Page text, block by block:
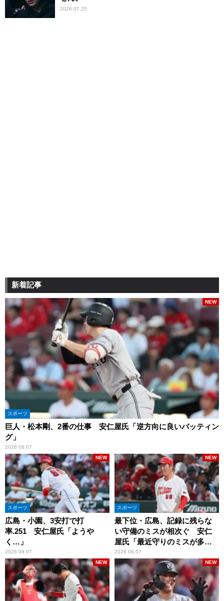
2026.07.25
新着記事
スポーツ
巨人・松本剛、2番の仕事 安仁屋氏「逆方向に良いバッティン
グ」
2026.08.07
NEW
スポーツ
広島・小園、3安打で打
率.251 安仁屋氏「ようや
く…」
2026.08.07
NEW
スポーツ
最下位・広島、記録に残らな
い守備のミスが相次ぐ 安仁
屋氏「最近守りのミスが多
い」
2026.08.07
NEW
NEW NEW